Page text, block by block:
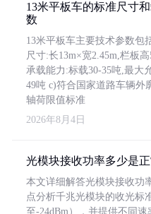
13米平板车的标准尺寸
数
13米平板车主要技术参数包
尺寸:长13m×宽2.45m,栏板高
承载能力:标载30-35吨,最大
49吨 c)符合国家道路车辆外
轴荷限值标准
2026年8月4日
光模块接收功率多少是正
本文详细解答光模块接收功
点分析千兆光模块的收光标
至-24dBm），并提供不同